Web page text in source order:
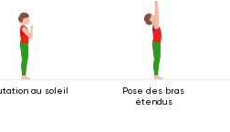
au soleil
Pose des bras
étendus